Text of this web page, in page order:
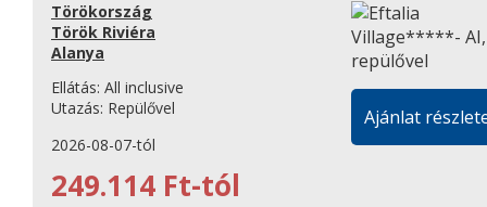
Törökország
Török Riviéra
Alanya
Ellátás: All inclusive
Utazás: Repülővel
2026-08-07-tól
249.114 Ft-tól
Ajánlat